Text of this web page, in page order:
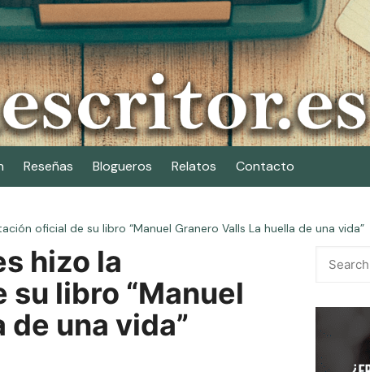
Reseñas Blogueros Relatos Contacto
oficial de su libro “Manuel Granero Valls La huella de una vida”
hizo la
libro “Manuel
de una vida”